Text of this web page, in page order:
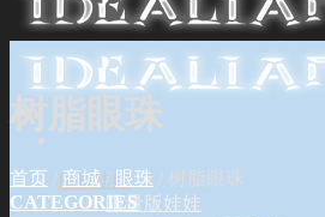
BJD娃娃
限量版娃娃
树脂眼珠
首页 商城 / 眼珠
树脂眼珠
CATEGORIES